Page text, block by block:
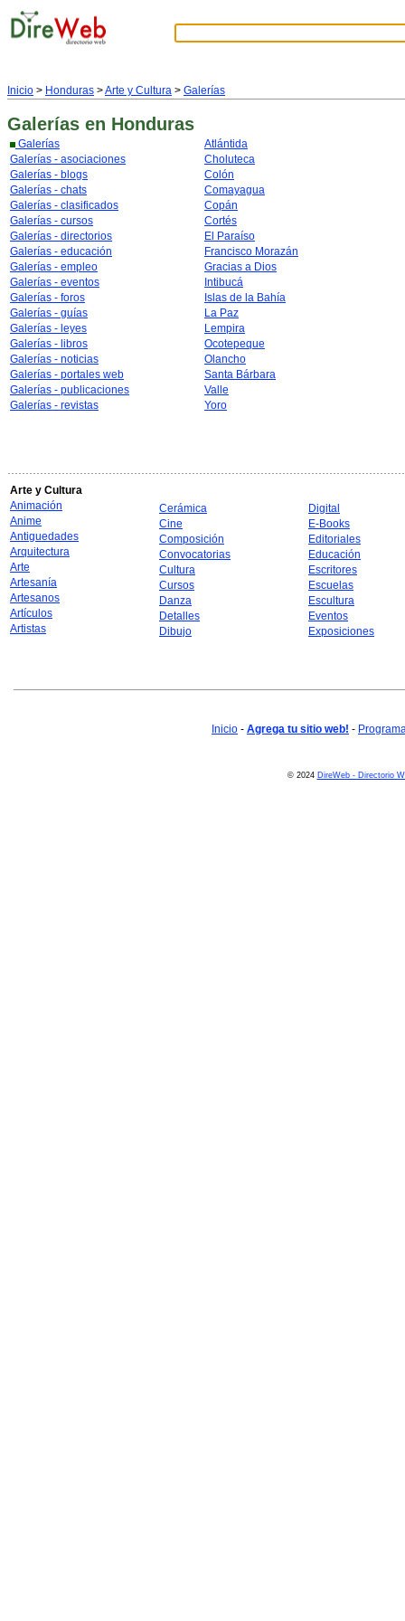
Inicio > Honduras >Arte y Cultura > Galerías
Galerías en Honduras
Galerías
Galerías - asociaciones
Galerías - blogs
Galerías - chats
Galerías - clasificados
Galerías - cursos
Galerías - directorios
Galerías - educación
Galerías - empleo
Galerías - eventos
Galerías - foros
Galerías - guías
Galerías - leyes
Galerías - libros
Galerías - noticias
Galerías - portales web
Galerías - publicaciones
Galerías - revistas
Atlántida
Choluteca
Colón
Comayagua
Copán
Cortés
El Paraíso
Francisco Morazán
Gracias a Dios
Intibucá
Islas de la Bahía
La Paz
Lempira
Ocotepeque
Olancho
Santa Bárbara
Valle
Yoro
Arte y Cultura
Animación
Anime
Antiguedades
Arquitectura
Arte
Artesanía
Artesanos
Artículos
Artistas
Cerámica
Cine
Composición
Convocatorias
Cultura
Cursos
Danza
Detalles
Dibujo
Digital
E-Books
Editoriales
Educación
Escritores
Escuelas
Escultura
Eventos
Exposiciones
Inicio - Agrega tu sitio web! -
© 2024 DireWeb - Directorio